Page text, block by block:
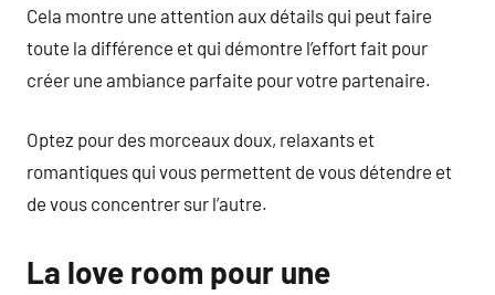
Cela montre une attention aux détails qui peut faire
toute la différence et qui démontre l’effort fait pour
créer une ambiance parfaite pour votre partenaire.
Optez pour des morceaux doux, relaxants et
romantiques qui vous permettent de vous détendre et
de vous concentrer sur l’autre.
La love room pour une